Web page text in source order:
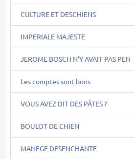
CULTURE ET DESCHIENS
IMPERIALE MAJESTE
JEROME BOSCH N'Y AVAIT PAS PEN
Les comptes sont bons
VOUS AVEZ DIT DES PÂTES ?
BOULOT DE CHIEN
MANEGE DESENCHANTE